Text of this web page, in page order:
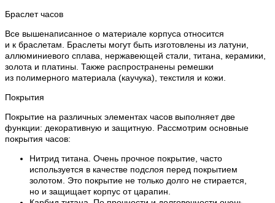
Браслет часов
Все вышенаписанное о материале корпуса относится
и к браслетам. Браслеты могут быть изготовлены из латуни,
аллюминиевого сплава, нержавеющей стали, титана, керамики,
золота и платины. Также распространены ремешки
из полимерного материала (каучука), текстиля и кожи.
Покрытия
Покрытие на различных элементах часов выполняет две
функции: декоративную и защитную. Рассмотрим основные
покрытия часов:
Нитрид титана. Очень прочное покрытие, часто
используется в качестве подслоя перед покрытием
золотом. Это покрытие не только долго не стирается,
но и защищает корпус от царапин.